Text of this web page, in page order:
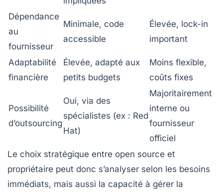
Dépendance
au
fournisseur
Minimale, code
accessible
Élevée, lock-in
important
Adaptabilité
financière
Élevée, adapté aux
petits budgets
Moins flexible,
coûts fixes
Possibilité
d’outsourcing
Oui, via des
spécialistes (ex : Red
Hat)
Majoritairement
interne ou
fournisseur
officiel
Le choix stratégique entre open source et
propriétaire peut donc s’analyser selon les besoins
immédiats, mais aussi la capacité à gérer la